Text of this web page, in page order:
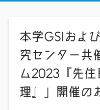
本学GSIおよ
究センター共
ム2023『先
理』」開催の